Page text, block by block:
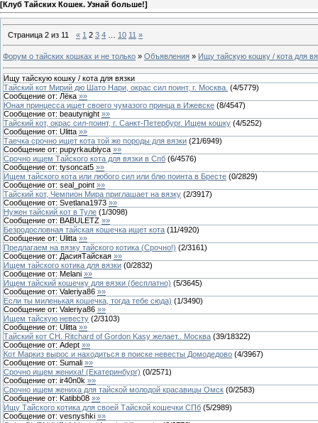
[Клуб Тайских Кошек. Узнай больше!]
Страница 2 из 11 « 1 2 3 4 10 11 »
Форум о тайских кошках и не только » Объявления » Ищу тайскую кошку / кота для
Ищу тайскую кошку / кота для вязки
Тайский кот Мирий дю Шато Нари, окрас сил поинт, г. Москва. (4/5779)
Сообщение от: Лёка »»
Юная принцесса ищет своего чумазого принца в Ижевске (8/4547)
Сообщение от: beautynight »»
Тайский кот, окрас сил-поинт, г. Санкт-Петербург. Ищем кошку (4/5252)
Сообщение от: Ulitta »»
Таечка срочно ищет кота той же породы для вязки (21/6949)
Сообщение от: pupyrkaubiyca »»
Срочно ищем Тайского кота для вязки в Спб (6/4576)
Сообщение от: tysoncat5 »»
Ищем тайского кота или любого сил или блю поинта в Бресте (0/2829)
Сообщение от: seal_point »»
Тайский кот, Чемпион Мира приглашает на вязку (2/3917)
Сообщение от: Svetlana1973 »»
Нужен тайский кот в Туле (1/3098)
Сообщение от: BABULETZ »»
Безродословная тайская кошечка ищет кота (11/4920)
Сообщение от: Ulitta »»
Предлагаем на вязку тайского котика (Срочно!) (2/3161)
Сообщение от: ДасияТайская »»
Ищем тайского котика для вязки (0/2832)
Сообщение от: Melani »»
Ищем тайский кошечку для вязки (бесплатно) (5/3645)
Сообщение от: Valeriya86 »»
Если ты миленькая кошечка, тогда тебе сюда) (1/3490)
Сообщение от: Valeriya86 »»
Ищем тайскую невесту (2/3103)
Сообщение от: Ulitta »»
Тайский кот CH. Ritchard of Gordon Kasy желает.. Москва (39/18322)
Сообщение от: Adept »»
Кот Маркиз вырос и находиться в поиске невесты Домодедово (4/3967)
Сообщение от: Sumali »»
Срочно ищем жениха! (Екатеринбург) (0/2571)
Сообщение от: ir40n0k »»
Срочно ищем жениха для тайской молодой красавицы Омск (0/2583)
Сообщение от: Katibb08 »»
Ищу Тайского котика для своей Тайской кошечки СПб (5/2989)
Сообщение от: vesnyshki »»